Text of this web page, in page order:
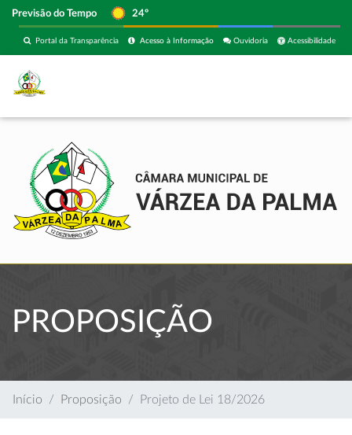
Previsão do Tempo 24º
Acessibilidade
Ouvidoria
Acesso à Informação
Portal da Transparência
PROPOSIÇÃO
Início Proposição Projeto de Lei 18/2026